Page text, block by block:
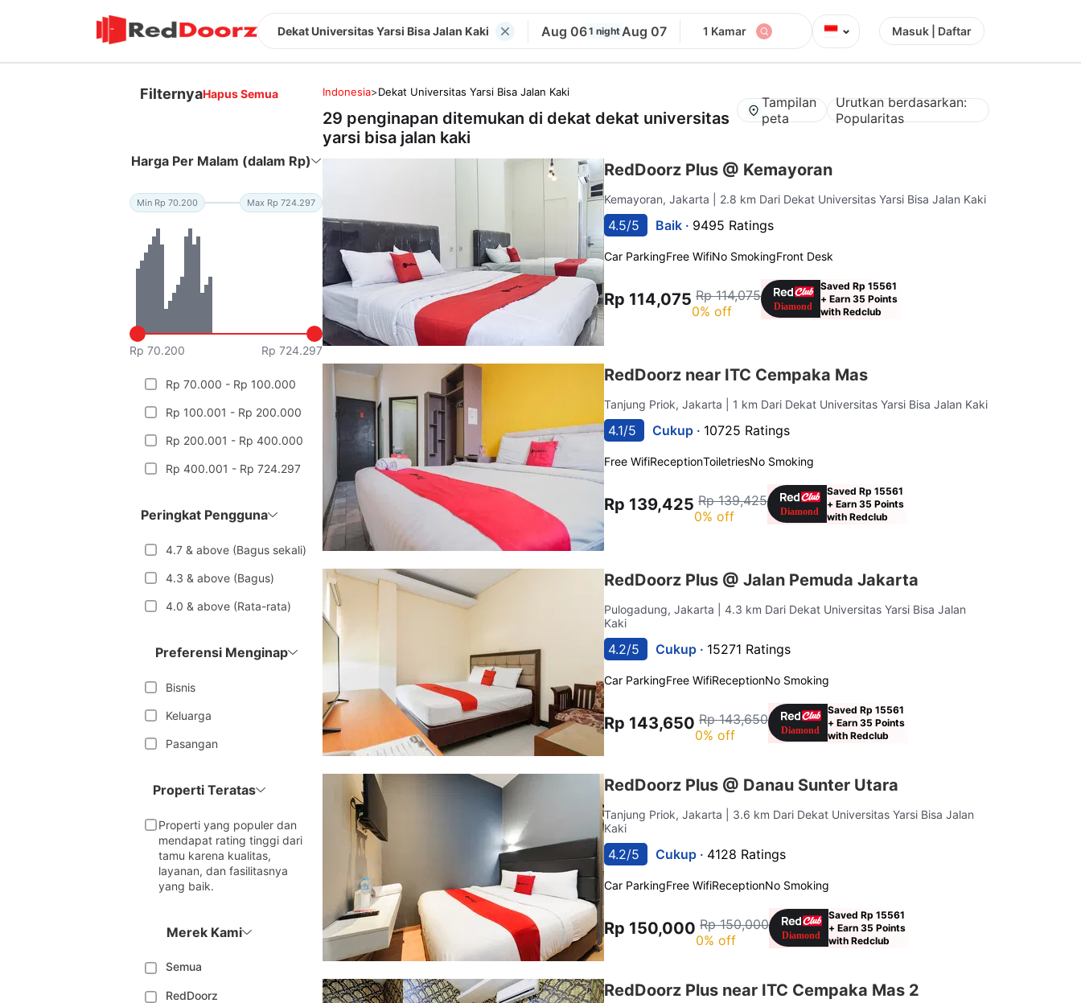
Dekat Universitas Yarsi Bisa Jalan Kaki Aug 061 night Aug 07 1 Kamar ⌄ Masuk | Daftar
FilternyaHapus Semua
Harga Per Malam (dalam Rp)
Min Rp 70.200 Max Rp 724.297
Rp 70.200 Rp 724.297
Rp 70.000 - Rp 100.000
Rp 100.001 - Rp 200.000
Rp 200.001 - Rp 400.000
Rp 400.001 - Rp 724.297
Peringkat Pengguna
4.7 & above (Bagus sekali)
4.3 & above (Bagus)
4.0 & above (Rata-rata)
Preferensi Menginap
Bisnis
Keluarga
Pasangan
Properti Teratas
Properti yang populer dan
mendapat rating tinggi dari
tamu karena kualitas,
layanan, dan fasilitasnya
yang baik.
Merek Kami
Semua
RedDoorz
Indonesia>Dekat Universitas Yarsi Bisa Jalan Kaki
29 penginapan ditemukan di dekatdekat universitas
yarsi bisa jalan kaki
Tampilan
peta
Urutkan berdasarkan:
Popularitas
RedDoorz Plus @ Kemayoran
Kemayoran, Jakarta | 2.8 km Dari Dekat Universitas Yarsi Bisa Jalan Kaki
4.5/5 Baik · 9495 Ratings
Car ParkingFree WifiNo SmokingFront Desk
Rp 114,075 Rp 114,075
0% off
Saved Rp 15561
+ Earn 35 Points
with Redclub
RedDoorz near ITC Cempaka Mas
Tanjung Priok, Jakarta | 1 km Dari Dekat Universitas Yarsi Bisa Jalan Kaki
4.1/5 Cukup · 10725 Ratings
Free WifiReceptionToiletriesNo Smoking
Rp 139,425 Rp 139,425
0% off
Saved Rp 15561
+ Earn 35 Points
with Redclub
RedDoorz Plus @ Jalan Pemuda Jakarta
Pulogadung, Jakarta
| 4.3 km Dari Dekat Universitas Yarsi Bisa Jalan
Kaki
4.2/5 Cukup · 15271 Ratings
Car ParkingFree WifiReceptionNo Smoking
Rp 143,650 Rp 143,650
0% off
Saved Rp 15561
+ Earn 35 Points
with Redclub
RedDoorz Plus @ Danau Sunter Utara
Tanjung Priok, Jakarta
| 3.6 km Dari Dekat Universitas Yarsi Bisa Jalan
Kaki
4.2/5 Cukup · 4128 Ratings
Car ParkingFree WifiReceptionNo Smoking
Rp 150,000 Rp 150,000
0% off
Saved Rp 15561
+ Earn 35 Points
with Redclub
RedDoorz Plus near ITC Cempaka Mas 2